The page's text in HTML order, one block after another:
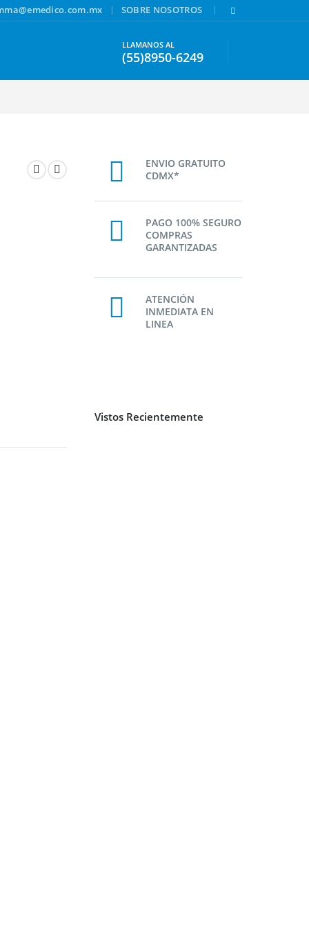
| SOBRE NOSOTROS |
LLAMANOS AL
(55)8950-6249
ENVIO GRATUITO
CDMX*
PAGO 100% SEGURO
COMPRAS
GARANTIZADAS
ATENCIÓN
INMEDIATA EN
LINEA
Vistos Recientemente